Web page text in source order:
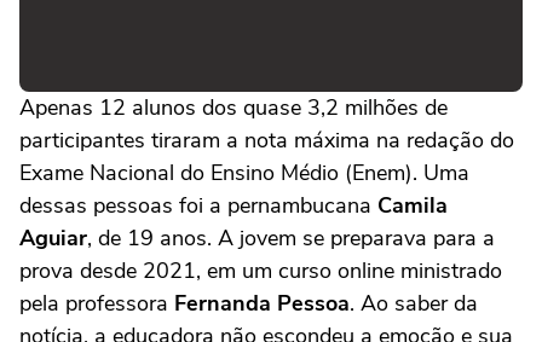
Apenas 12 alunos dos quase 3,2 milhões de
participantes tiraram a nota máxima na redação do
Exame Nacional do Ensino Médio (Enem). Uma
dessas pessoas foi a pernambucana Camila
Aguiar, de 19 anos. A jovem se preparava para a
prova desde 2021, em um curso online ministrado
pela professora Fernanda Pessoa. Ao saber da
notícia, a educadora não escondeu a emoção e sua